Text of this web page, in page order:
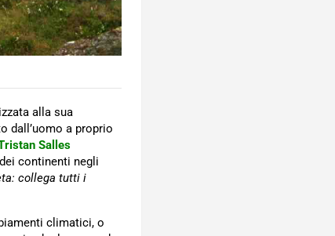
alla sua
dall’uomo a proprio
Salles
continenti negli
collega tutti i
climatici, o